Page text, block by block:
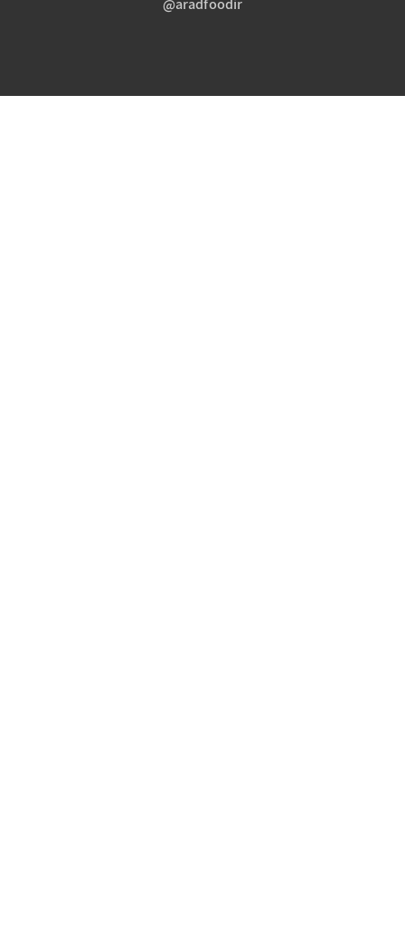
aradfoodir@